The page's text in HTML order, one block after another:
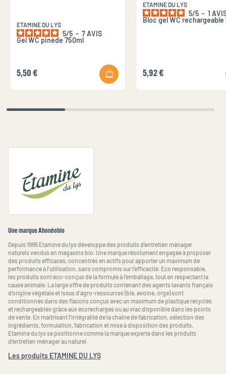
ETAMINE DU LYS
5/5 - 7AVIS
Gel WC pinède 750ml
5,50 €
ETAMINE DU LYS
5/5 - 1
Bloc gel WC rechargeable
5,92 €
Une marque Abonéobio
Depuis 1995 Etamine du lys développe des produits d’entretien ménager
naturels vendus en magasins bio. Une marque résolument engagée à proposer
des produits efficaces, concentrés en actifs pour apporter un maximum de
performance à l’utilisation, sans compromis sur l’efficacité. Eco responsable,
les produits sont éco-conçus de la formule à l’emballage, tout en respectant la
cause animale. La large offre de produits contenant des agents lavants français
d’origine végétale et issus d’agro-ressources (blé, avoine, orge) sont
conditionnés dans des flacons conçus avec un maximum de plastique recyclés
et rechargeables grâce aux écorecharges ou au vrac disponible dans les points
de vente. En maitrisant l’intégralité de la chaîne de fabrication, sélection des
ingrédients, formulation, fabrication et mise à disposition des produits,
Etamine du lys se positionne comme la marque experte dans les produits
d’entretien ménager au naturel.
Les produits ETAMINE DU LYS